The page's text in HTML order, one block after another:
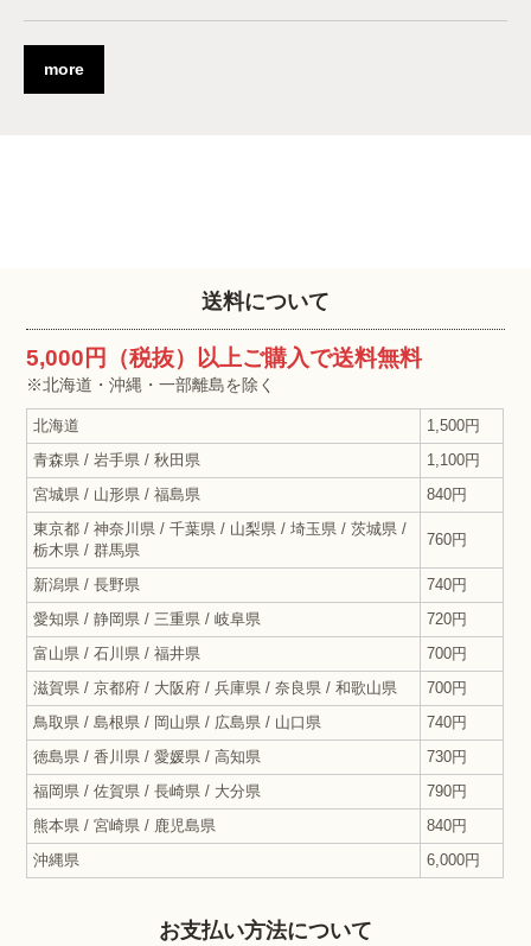
more
送料について
5,000円（税抜）以上ご購入で送料無料
※北海道・沖縄・一部離島を除く
北海道
1,500円
青森県 / 岩手県 / 秋田県
1,100円
宮城県 / 山形県 / 福島県
840円
東京都 / 神奈川県 / 千葉県 / 山梨県 / 埼玉県 / 茨城県 /
栃木県 / 群馬県
760円
新潟県 / 長野県
740円
愛知県 / 静岡県 / 三重県 / 岐阜県
720円
富山県 / 石川県 / 福井県
700円
滋賀県 / 京都府 / 大阪府 / 兵庫県 / 奈良県 / 和歌山県
700円
鳥取県 / 島根県 / 岡山県 / 広島県 / 山口県
740円
徳島県 / 香川県 / 愛媛県 / 高知県
730円
福岡県 / 佐賀県 / 長崎県 / 大分県
790円
熊本県 / 宮崎県 / 鹿児島県
840円
沖縄県
6,000円
お支払い方法について